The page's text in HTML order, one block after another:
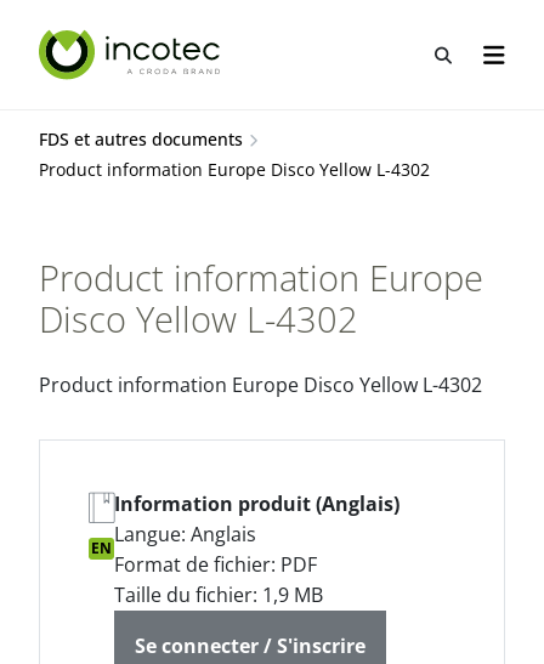
contenu
menu
FDS et autres documents
Product information Europe Disco Yellow L-4302
Product information Europe
Disco Yellow L-4302
Product information Europe Disco Yellow L-4302
EN
Information produit (Anglais)
Langue: Anglais
Format de fichier: PDF
Taille du fichier: 1,9 MB
Se connecter / S'inscrire